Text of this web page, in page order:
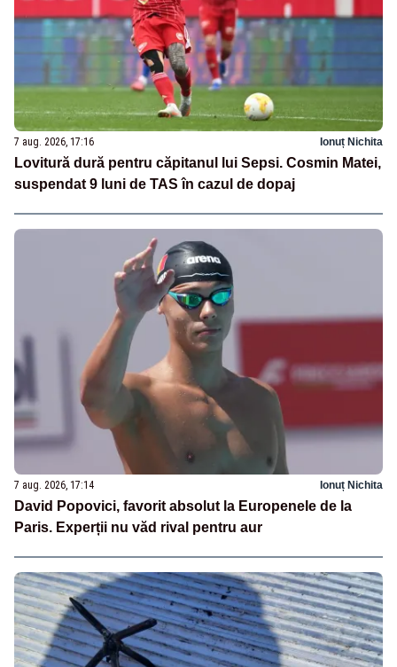
7 aug. 2026, 17:16 Ionuț Nichita
Lovitură dură pentru căpitanul lui Sepsi. Cosmin Matei,
suspendat 9 luni de TAS în cazul de dopaj
7 aug. 2026, 17:14 Ionuț Nichita
David Popovici, favorit absolut la Europenele de la
Paris. Experții nu văd rival pentru aur